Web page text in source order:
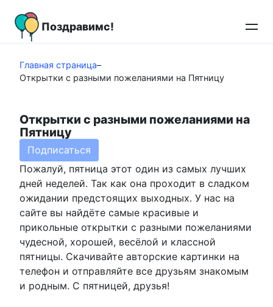
контенту
Поздравимс!
Главная страница–
Открытки с разными пожеланиями на Пятницу
Открытки с разными пожеланиями на
Пятницу
Подписаться
Пожалуй, пятница этот один из самых лучших
дней неделей. Так как она проходит в сладком
ожидании предстоящих выходных. У нас на
сайте вы найдёте самые красивые и
прикольные открытки с разными пожеланиями
чудесной, хорошей, весёлой и классной
пятницы. Скачивайте авторские картинки на
телефон и отправляйте все друзьям знакомым
и родным. С пятницей, друзья!